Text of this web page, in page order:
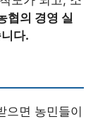
협의 경영 실
다.
으면 농민들이